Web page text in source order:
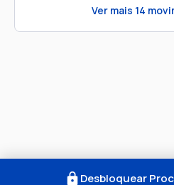
Ver mais 14
Desbloquear